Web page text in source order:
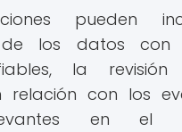
pueden
de los datos con
la
relación con los
en el